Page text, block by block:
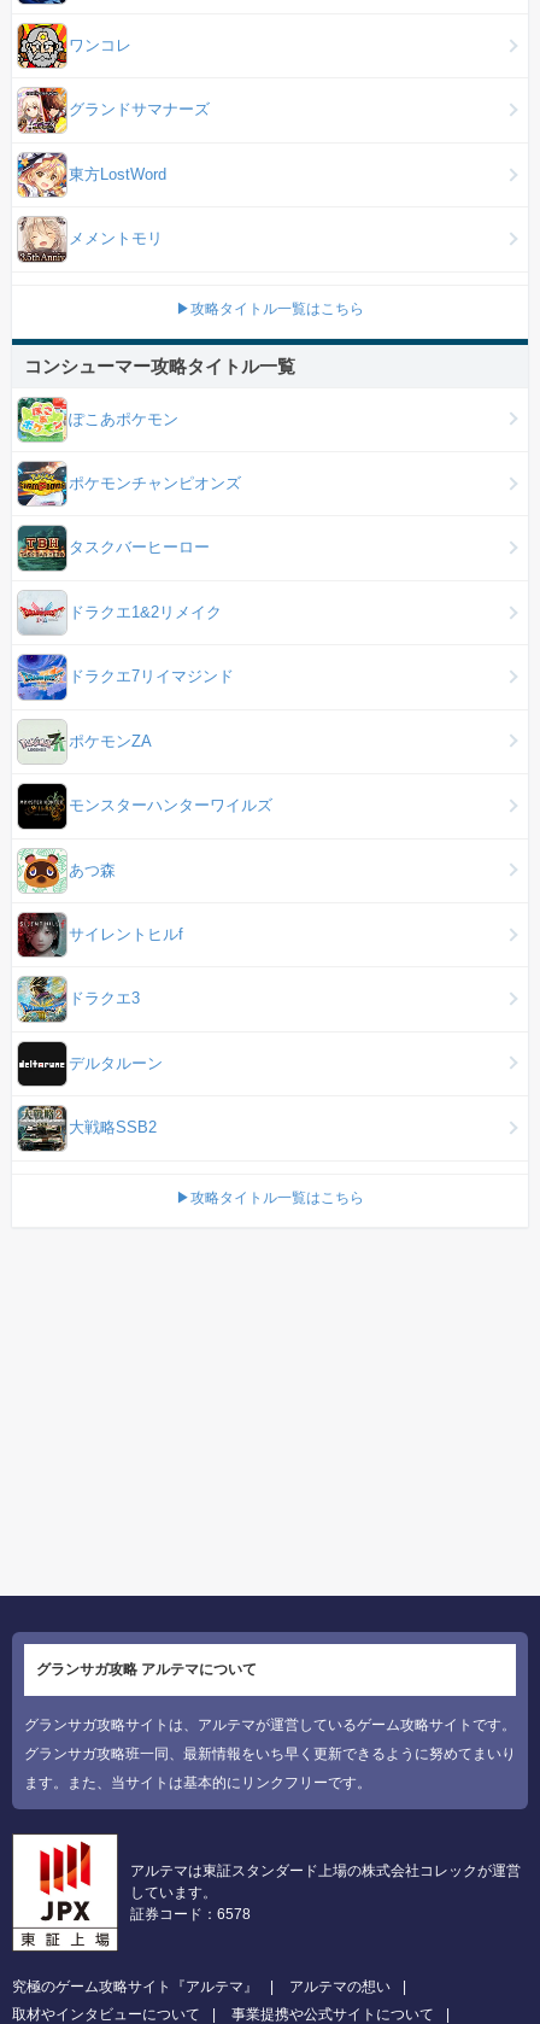
ワンコレ
グランドサマナーズ
東方LostWord
メメントモリ
▶攻略タイトル一覧はこちら
コンシューマー攻略タイトル一覧
ぽこあポケモン
ポケモンチャンピオンズ
タスクバーヒーロー
ドラクエ1&2リメイク
ドラクエ7リイマジンド
ポケモンZA
モンスターハンターワイルズ
あつ森
サイレントヒルf
ドラクエ3
デルタルーン
大戦略SSB2
▶攻略タイトル一覧はこちら
グランサガ攻略 アルテマについて
グランサガ攻略サイトは、アルテマが運営しているゲーム攻略サイトです。
グランサガ攻略班一同、最新情報をいち早く更新できるように努めてまいり
ます。また、当サイトは基本的にリンクフリーです。
アルテマは東証スタンダード上場の株式会社コレックが運営
しています。
証券コード：6578
究極のゲーム攻略サイト『アルテマ』
アルテマの想い
取材やインタビューについて
事業提携や公式サイトについて